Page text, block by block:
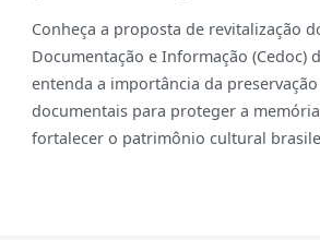
Conheça a proposta de revitalização
Documentação e Informação (Cedoc)
entenda a importância da
documentais para proteger a
fortalecer o patrimônio cultural